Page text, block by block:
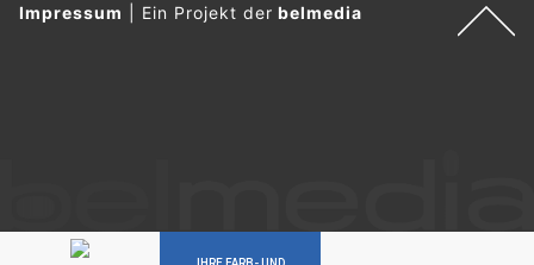
Impressum Ein Projekt derbelmedia